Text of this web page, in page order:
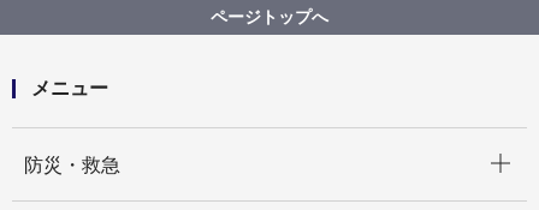
【入札結果掲載】【公募型指名競争入札】「令和６年
度市町村税課税状況等の調」の作成業務委託
ページトップへ
メニュー
防災・救急